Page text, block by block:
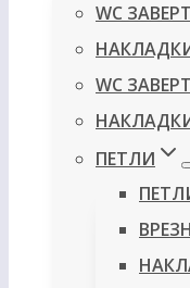
WC
WC
ПЕТЛИ